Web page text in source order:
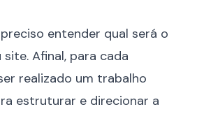
entender qual será o
Afinal, para cada
realizado um trabalho
estruturar e direcionar a